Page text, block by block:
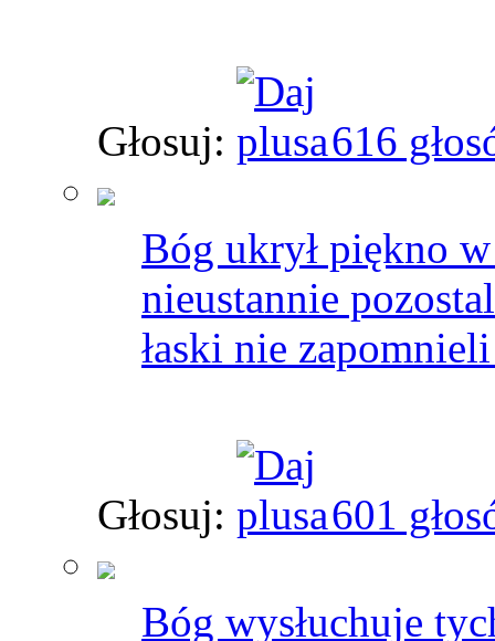
Głosuj: 616
Bóg ukrył piękno
nieustannie
łaski nie
Głosuj: 601
Bóg wysłuchuje